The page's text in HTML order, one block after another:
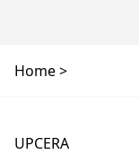
Home
UPCERA